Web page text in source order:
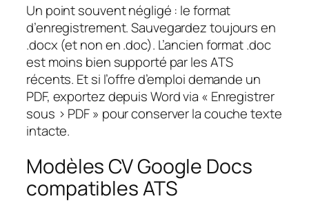
Un point souvent négligé : le format
d’enregistrement. Sauvegardez toujours en
.docx (et non en .doc). L’ancien format .doc
est moins bien supporté par les ATS
récents. Et si l’offre d’emploi demande un
PDF, exportez depuis Word via « Enregistrer
sous > PDF » pour conserver la couche texte
intacte.
Modèles CV Google Docs
compatibles ATS